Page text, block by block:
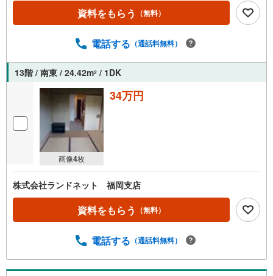
資料をもらう （無料）
電話する （通話料無料）
13階 / 南東 / 24.42m2 / 1DK
画像4枚
34万円
株式会社ランドネット 福岡支店
資料をもらう （無料）
電話する （通話料無料）